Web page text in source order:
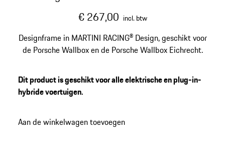
€ 267,00 incl. btw
Designframe in MARTINI RACING® Design, geschikt voor
de Porsche Wallbox en de Porsche Wallbox Eichrecht.
Dit product is geschikt voor alle elektrische en plug-in-
hybride voertuigen.
Aan de winkelwagen toevoegen